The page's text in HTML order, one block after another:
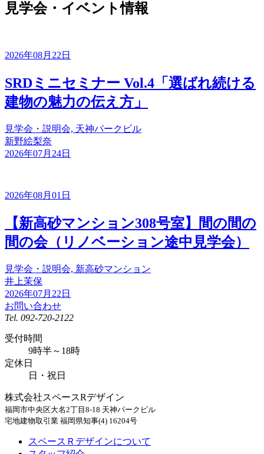
見学会・イベント情報
2026年08月22日
SRDミニセミナー Vol.4「選ばれ続ける
建物の魅力の伝え方」
見学会・説明会, 天神パークビル
新野絵梨奈
2026年07月24日
2026年08月01日
【新高砂マンション308号室】間の間の
間の会（リノベーション途中見学会）
見学会・説明会, 新高砂マンション
井上茉保
2026年07月22日
お問い合わせ
Tel. 092-720-2122
受付時間
9時半～18時
定休日
日・祝日
株式会社スペースRデザイン
福岡市中央区大名2丁目8-18 天神パークビル
宅地建物取引業 福岡県知事(4) 16204号
スペースＲデザインについて